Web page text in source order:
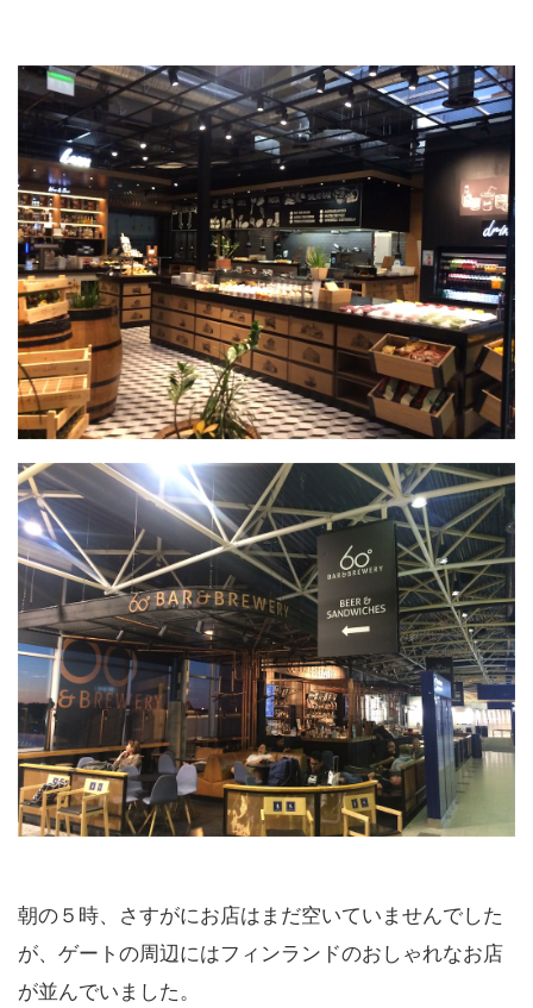
朝の５時、さすがにお店はまだ空いていませんでした
が、ゲートの周辺にはフィンランドのおしゃれなお店
が並んでいました。